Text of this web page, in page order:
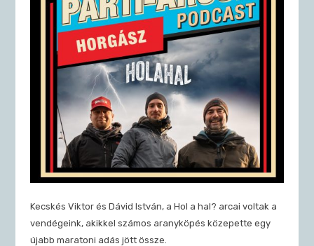
Kecskés Viktor és Dávid István, a Hol a hal? arcai voltak a
vendégeink, akikkel számos aranyköpés közepette egy
újabb maratoni adás jött össze.